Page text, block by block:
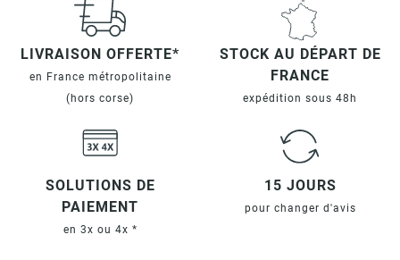
LIVRAISON OFFERTE*
en France métropolitaine
(hors corse)
STOCK AU DÉPART DE
FRANCE
expédition sous 48h
SOLUTIONS DE
PAIEMENT
en 3x ou 4x *
15 JOURS
pour changer d'avis